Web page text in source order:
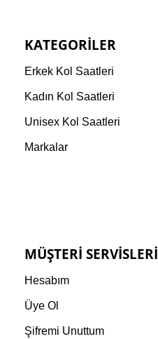
KATEGORILER
Erkek Kol Saatleri
Kadın Kol Saatleri
Unisex Kol Saatleri
Markalar
MÜŞTERI SERVISLERI
Hesabım
Üye Ol
Şifremi Unuttum